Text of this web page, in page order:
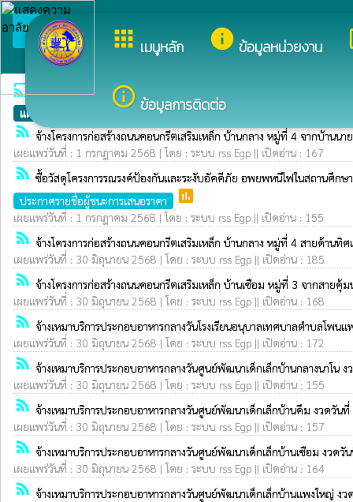
apps เมนูหลัก info ข้อมูลหน่วยงาน
info_outline ข้อมูลการติดต่อ
arrow_back_ios กลับเมนูหลัก ยินดีต้อนรับสู่
castระบบการจัดซื้อจัดจ้าง egp
แผนการจัดซื้อจัดจ้าง ประกาศราคากลาง
rss_feed จ้างโครงการก่อสร้างถนนคอนกรีตเสริมเหล็ก บ้านกลาง หมู่ที่ 4 จากบ้าน
เผยแพร่วันที่ : 1 กรกฎาคม 2568 | โดย : ระบบ rss Egp || เปิดอ่าน : 167
rss_feed ซื้อวัสดุโครงการรณรงค์ป้องกันและระงับอัคคีภัย อพยพหนีไฟในสถานศึกษ
ประกาศรายชื่อผู้ชนะการเสนอราคา
poll
เผยแพร่วันที่ : 1 กรกฎาคม 2568 | โดย : ระบบ rss Egp || เปิดอ่าน : 155
rss_feed จ้างโครงการก่อสร้างถนนคอนกรีตเสริมเหล็ก บ้านกลาง หมู่ที่ 4 สายด้าน
เผยแพร่วันที่ : 30 มิถุนายน 2568 | โดย : ระบบ rss Egp || เปิดอ่าน : 185
rss_feed จ้างโครงการก่อสร้างถนนคอนกรีตเสริมเหล็ก บ้านเซือม หมู่ที่ 3 จากสาย
เผยแพร่วันที่ : 30 มิถุนายน 2568 | โดย : ระบบ rss Egp || เปิดอ่าน : 168
rss_feed จ้างเหมาบริการประกอบอาหารกลางวันโรงเรียนอนุบาลเทศบาลตำบลโ
เผยแพร่วันที่ : 30 มิถุนายน 2568 | โดย : ระบบ rss Egp || เปิดอ่าน : 172
rss_feed จ้างเหมาบริการประกอบอาหารกลางวันศูนย์พัฒนาเด็กเล็กบ้านกลางนาโ
เผยแพร่วันที่ : 30 มิถุนายน 2568 | โดย : ระบบ rss Egp || เปิดอ่าน : 155
rss_feed จ้างเหมาบริการประกอบอาหารกลางวันศูนย์พัฒนาเด็กเล็กบ้านคึม งวดวั
เผยแพร่วันที่ : 30 มิถุนายน 2568 | โดย : ระบบ rss Egp || เปิดอ่าน : 157
rss_feed จ้างเหมาบริการประกอบอาหารกลางวันศูนย์พัฒนาเด็กเล็กบ้านเซือม งว
เผยแพร่วันที่ : 30 มิถุนายน 2568 | โดย : ระบบ rss Egp || เปิดอ่าน : 164
rss_feed จ้างเหมาบริการประกอบอาหารกลางวันศูนย์พัฒนาเด็กเล็กบ้านแพงใหญ่